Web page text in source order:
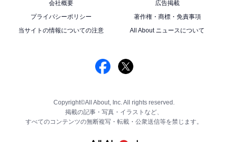
会社概要
広告掲載
プライバシーポリシー
著作権・商標・免責事項
当サイトの情報についての注意
All About ニュースについて
Copyright©All About, Inc. All rights reserved.
掲載の記事・写真・イラストなど、
すべてのコンテンツの無断複写・転載・公衆送信等を禁じます。